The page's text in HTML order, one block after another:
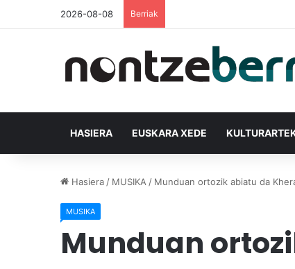
2026-08-08 Berriak
HASIERA EUSKARA XEDE
Hasiera / MUSIKA / Munduan ortozik abiatu da
MUSIKA
Munduan